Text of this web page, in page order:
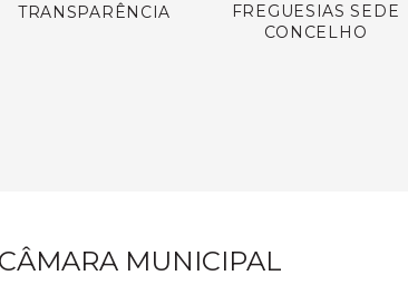
TRANSPARÊNCIA
FREGUESIAS SEDE
CONCELHO
MUNICIPAL